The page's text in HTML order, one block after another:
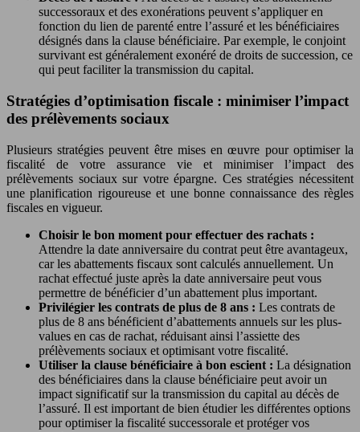
successoraux et des exonérations peuvent s’appliquer en
fonction du lien de parenté entre l’assuré et les bénéficiaires
désignés dans la clause bénéficiaire. Par exemple, le conjoint
survivant est généralement exonéré de droits de succession, ce
qui peut faciliter la transmission du capital.
Stratégies d’optimisation fiscale : minimiser l’impact
des prélèvements sociaux
Plusieurs stratégies peuvent être mises en œuvre pour optimiser la
fiscalité de votre assurance vie et minimiser l’impact des
prélèvements sociaux sur votre épargne. Ces stratégies nécessitent
une planification rigoureuse et une bonne connaissance des règles
fiscales en vigueur.
Choisir le bon moment pour effectuer des rachats :
Attendre la date anniversaire du contrat peut être avantageux,
car les abattements fiscaux sont calculés annuellement. Un
rachat effectué juste après la date anniversaire peut vous
permettre de bénéficier d’un abattement plus important.
Privilégier les contrats de plus de 8 ans : Les contrats de
plus de 8 ans bénéficient d’abattements annuels sur les plus-
values en cas de rachat, réduisant ainsi l’assiette des
prélèvements sociaux et optimisant votre fiscalité.
Utiliser la clause bénéficiaire à bon escient : La désignation
des bénéficiaires dans la clause bénéficiaire peut avoir un
impact significatif sur la transmission du capital au décès de
l’assuré. Il est important de bien étudier les différentes options
pour optimiser la fiscalité successorale et protéger vos